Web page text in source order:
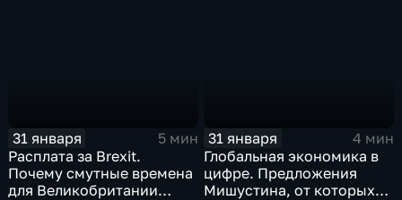
31 января
5 мин
Расплата за Brexit.
Почему смутные времена
для Великобритании
31 января
4 мин
Глобальная экономика в
цифре. Предложения
Мишустина, от которых